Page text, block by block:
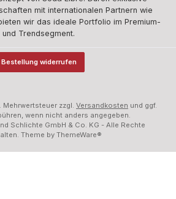
mit internationalen Partnern wie
wir das ideale Portfolio im Premium-
und Trendsegment.
Bestellung widerrufen
zzgl. Versandkosten und ggf.
wenn nicht anders angegeben.
Schlichte GmbH & Co. KG - Alle Rechte
Theme by ThemeWare®